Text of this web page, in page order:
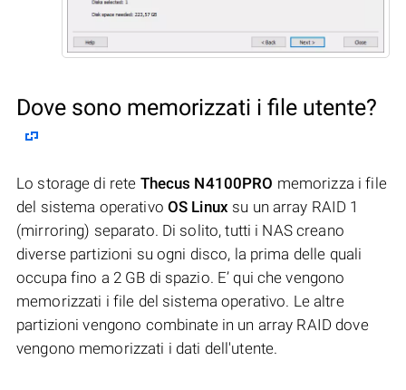
Dove sono memorizzati i file utente?
Lo storage di rete Thecus N4100PRO memorizza i file
del sistema operativo OS Linux su un array RAID 1
(mirroring) separato. Di solito, tutti i NAS creano
diverse partizioni su ogni disco, la prima delle quali
occupa fino a 2 GB di spazio. E’ qui che vengono
memorizzati i file del sistema operativo. Le altre
partizioni vengono combinate in un array RAID dove
vengono memorizzati i dati dell'utente.